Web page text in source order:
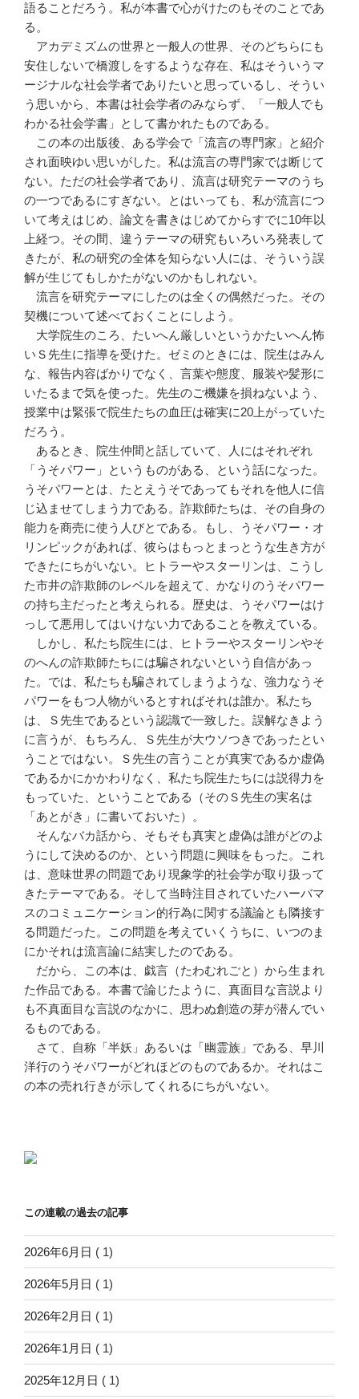
語ることだろう。私が本書で心がけたのもそのことであ
る。
アカデミズムの世界と一般人の世界、そのどちらにも
安住しないで橋渡しをするような存在、私はそういうマ
ージナルな社会学者でありたいと思っているし、そうい
う思いから、本書は社会学者のみならず、「一般人でも
わかる社会学書」として書かれたものである。
この本の出版後、ある学会で「流言の専門家」と紹介
され面映ゆい思いがした。私は流言の専門家では断じて
ない。ただの社会学者であり、流言は研究テーマのうち
の一つであるにすぎない。とはいっても、私が流言につ
いて考えはじめ、論文を書きはじめてからすでに10年以
上経つ。その間、違うテーマの研究もいろいろ発表して
きたが、私の研究の全体を知らない人には、そういう誤
解が生じてもしかたがないのかもしれない。
流言を研究テーマにしたのは全くの偶然だった。その
契機について述べておくことにしよう。
大学院生のころ、たいへん厳しいというかたいへん怖
いＳ先生に指導を受けた。ゼミのときには、院生はみん
な、報告内容ばかりでなく、言葉や態度、服装や髪形に
いたるまで気を使った。先生のご機嫌を損ねないよう、
授業中は緊張で院生たちの血圧は確実に20上がっていた
だろう。
あるとき、院生仲間と話していて、人にはそれぞれ
「うそパワー」というものがある、という話になった。
うそパワーとは、たとえうそであってもそれを他人に信
じ込ませてしまう力である。詐欺師たちは、その自身の
能力を商売に使う人びとである。もし、うそパワー・オ
リンピックがあれば、彼らはもっとまっとうな生き方が
できたにちがいない。ヒトラーやスターリンは、こうし
た市井の詐欺師のレベルを超えて、かなりのうそパワー
の持ち主だったと考えられる。歴史は、うそパワーはけ
っして悪用してはいけない力であることを教えている。
しかし、私たち院生には、ヒトラーやスターリンやそ
のへんの詐欺師たちには騙されないという自信があっ
た。では、私たちも騙されてしまうような、強力なうそ
パワーをもつ人物がいるとすればそれは誰か。私たち
は、Ｓ先生であるという認識で一致した。誤解なきよう
に言うが、もちろん、Ｓ先生が大ウソつきであったとい
うことではない。Ｓ先生の言うことが真実であるか虚偽
であるかにかかわりなく、私たち院生たちには説得力を
もっていた、ということである（そのＳ先生の実名は
「あとがき」に書いておいた）。
そんなバカ話から、そもそも真実と虚偽は誰がどのよ
うにして決めるのか、という問題に興味をもった。これ
は、意味世界の問題であり現象学的社会学が取り扱って
きたテーマである。そして当時注目されていたハーバマ
スのコミュニケーション的行為に関する議論とも隣接す
る問題だった。この問題を考えていくうちに、いつのま
にかそれは流言論に結実したのである。
だから、この本は、戯言（たわむれごと）から生まれ
た作品である。本書で論じたように、真面目な言説より
も不真面目な言説のなかに、思わぬ創造の芽が潜んでい
るものである。
さて、自称「半妖」あるいは「幽霊族」である、早川
洋行のうそパワーがどれほどのものであるか。それはこ
の本の売れ行きが示してくれるにちがいない。
この連載の過去の記事
2026年6月日 ( 1)
2026年5月日 ( 1)
2026年2月日 ( 1)
2026年1月日 ( 1)
2025年12月日 ( 1)